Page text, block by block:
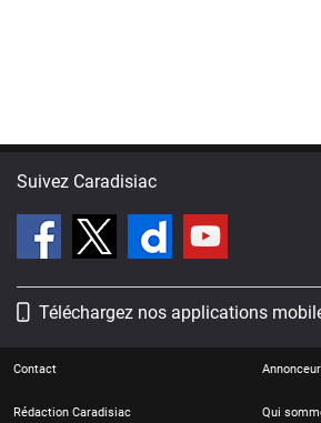
Suivez Caradisiac
Téléchargez nos applications
Contact
Rédaction Caradisiac Qui